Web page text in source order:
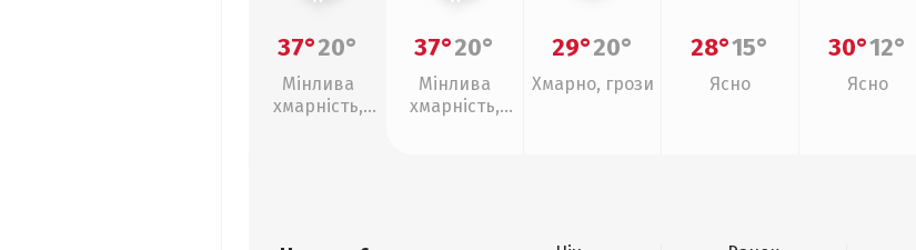
37°20°
Мінлива
хмарність,
37°20°
Мінлива
хмарність,
29°20°
Хмарно, грози
28°15°
Ясно
30°12°
Ясно